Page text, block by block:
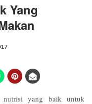
Yang
nutrisi yang baik untuk